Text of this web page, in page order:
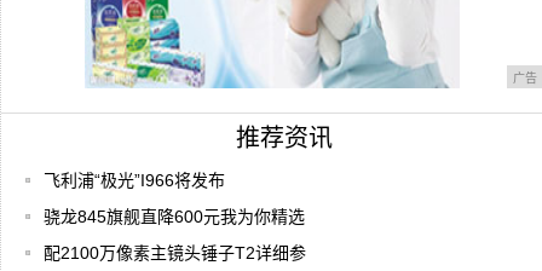
广告
推荐资讯
飞利浦“极光”I966将发布
骁龙845旗舰直降600元我为你精选
配2100万像素主镜头锤子T2详细参